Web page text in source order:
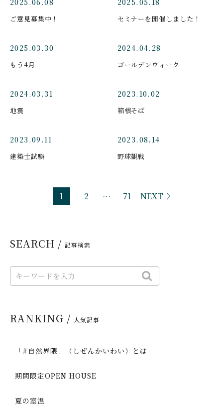
ご意見募集中！ セミナーを開催しました！
2025.03.30
もう4月
2024.04.28
ゴールデンウィーク
2024.03.31
地震
2023.10.02
箱根そば
2023.09.11
建築士試験
2023.08.14
野球観戦
1 2 … 71 NEXT
SEARCH / 記事検索
RANKING / 人気記事
「#自然界隈」（しぜんかいわい）とは
期間限定OPEN HOUSE
夏の室温